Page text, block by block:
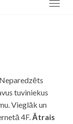
tuviniekus
Vieglāk un
4F. Ātrais